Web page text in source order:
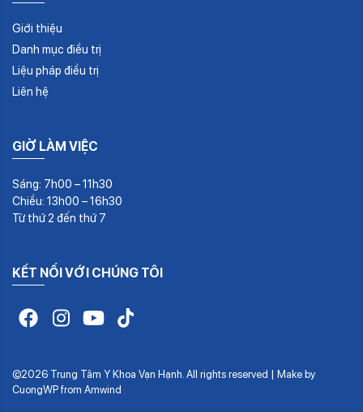
Giới thiệu
Danh mục điều trị
Liệu pháp điều trị
Liên hệ
GIỜ LÀM VIỆC
Sáng: 7h00 – 11h30
Chiều: 13h00 – 16h30
Từ thứ 2 đến thứ 7
KẾT NỐI VỚI CHÚNG TÔI
©2026 Trung Tâm Y Khoa Vạn Hạnh. All rights reserved | Make by
CuongWP from Amwind